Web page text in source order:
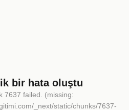
bir hata oluştu
7637 failed. (missing:
_next/static/chunks/7637-